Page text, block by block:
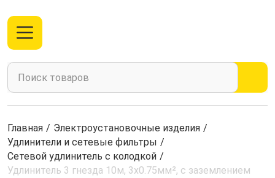
Главная / Электроустановочные изделия /
Удлинители и сетевые фильтры /
Сетевой удлинитель с колодкой /
Удлинитель 3 гнезда 10м, 3х0.75мм², с заземлением